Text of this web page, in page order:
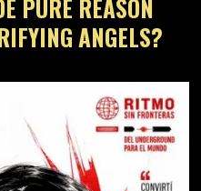
PURE REASON
ANGELS?